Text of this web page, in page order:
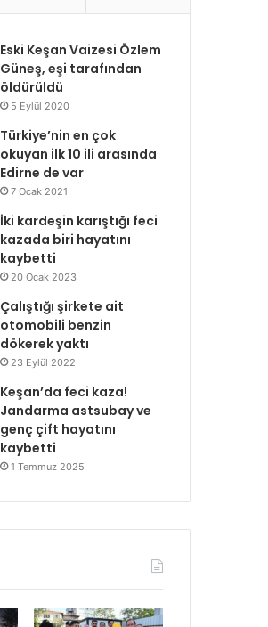
Eski Keşan Vaizesi Özlem
Güneş, eşi tarafından
öldürüldü
5 Eylül 2020
Türkiye’nin en çok
okuyan ilk 10 ili arasında
Edirne de var
7 Ocak 2021
İki kardeşin karıştığı feci
kazada biri hayatını
kaybetti
20 Ocak 2023
Çalıştığı şirkete ait
otomobili benzin
dökerek yaktı
23 Eylül 2022
Keşan’da feci kaza!
Jandarma astsubay ve
genç çift hayatını
kaybetti
1 Temmuz 2025